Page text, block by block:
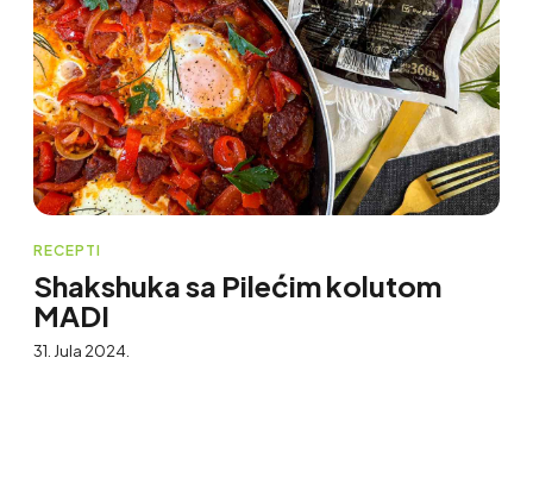
RECEPTI
Shakshuka sa Pilećim kolutom
MADI
31. Jula 2024.